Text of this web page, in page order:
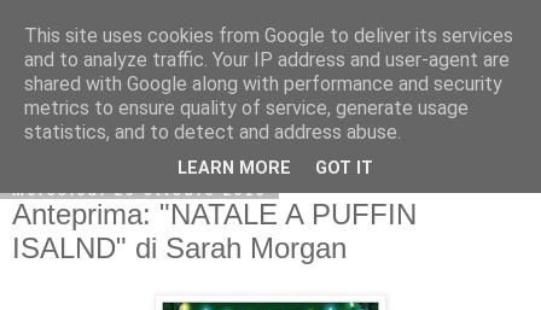
mercoledì 26 ottobre 2016
Anteprima: "NATALE A PUFFIN
ISALND" di Sarah Morgan
This site uses cookies from Google to deliver its services
and to analyze traffic. Your IP address and user-agent are
shared with Google along with performance and security
metrics to ensure quality of service, generate usage
statistics, and to detect and address abuse.
LEARN MORE GOT IT